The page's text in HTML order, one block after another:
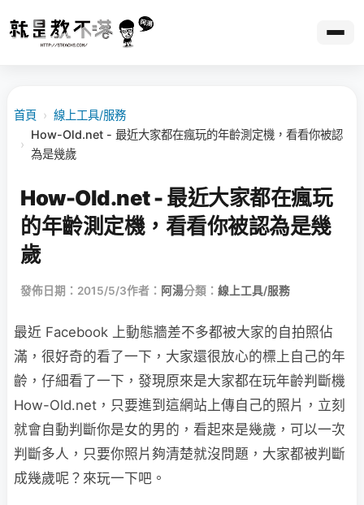
首頁 › 線上工具/服務
›
How-Old.net - 最近大家都在瘋玩的年齡測定機，看看你被認
為是幾歲
How-Old.net - 最近大家都在瘋玩
的年齡測定機，看看你被認為是幾
歲
發佈日期：2015/5/3作者： 阿湯分類： 線上工具/服務
最近 Facebook 上動態牆差不多都被大家的自拍照佔
滿，很好奇的看了一下，大家還很放心的標上自己的年
齡，仔細看了一下，發現原來是大家都在玩年齡判斷機
How-Old.net，只要進到這網站上傳自己的照片，立刻
就會自動判斷你是女的男的，看起來是幾歲，可以一次
判斷多人，只要你照片夠清楚就沒問題，大家都被判斷
成幾歲呢？來玩一下吧。